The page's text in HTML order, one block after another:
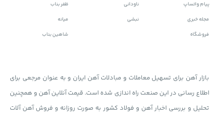
پیام واتساپ
مجله خبری
فروشگاه
ناودانی
نبشی
ظفر بناب
میانه
شاهین بناب
بازار آهن برای تسهیل معاملات و مبادلات آهن ایران و به عنوان مرجعی برای
اطلاع رسانی در این صنعت راه اندازی شده است. قیمت آنلاین آهن و همچنین
تحلیل و بررسی اخبار آهن و فولاد کشور به صورت روزانه و فروش آهن آلات